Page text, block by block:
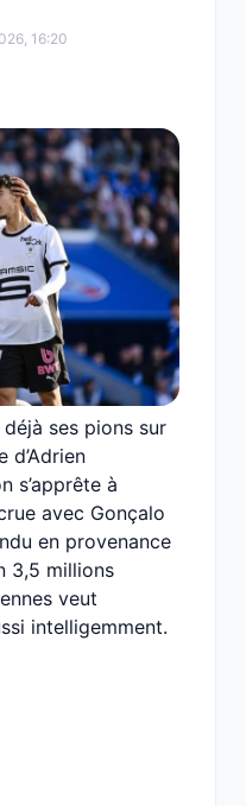
16:20
ses pions sur
d’Adrien
s’apprête à
avec Gonçalo
en provenance
3,5 millions
veut
intelligemment.